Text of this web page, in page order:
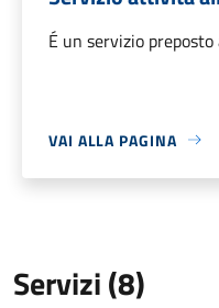
É un servizio
VAI ALLA PAGINA
Servizi (8)